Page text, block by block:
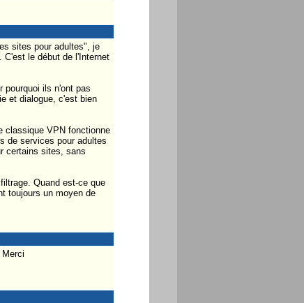
sites pour adultes", je
le début de l'Internet
pourquoi ils n'ont pas
et dialogue, c'est bien
classique VPN fonctionne
de services pour adultes
certains sites, sans
Quand est-ce que
toujours un moyen de